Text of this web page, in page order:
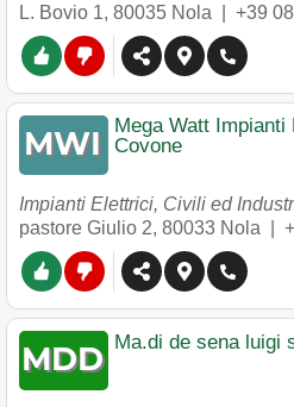
L. Bovio 1, 80035 Nola +39
Mega Watt
Covone
Impianti Elettrici, Civili ed
pastore Giulio 2, 80033 Nola
Ma.di de sena luigi